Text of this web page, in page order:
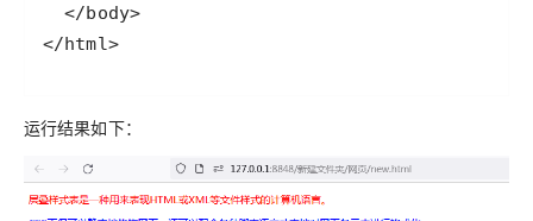
  </body>
</html>
运行结果如下：